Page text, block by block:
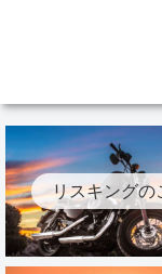
リスキングの